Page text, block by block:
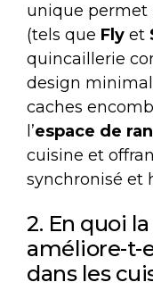
unique permet
(tels que Fly et
quincaillerie
design
caches
l’espace de
cuisine et
synchronisé et
2. En quoi
améliore-t-
dans les